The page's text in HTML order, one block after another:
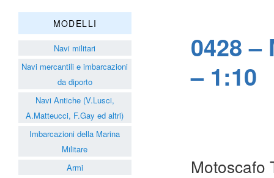
Associazione
0428 –
– 1:10
Motoscafo
MODELLI
Navi militari
Navi mercantili e imbarcazioni
da diporto
Navi Antiche (V.Lusci,
A.Matteucci, F.Gay ed altri)
Imbarcazioni della Marina
Militare
Armi